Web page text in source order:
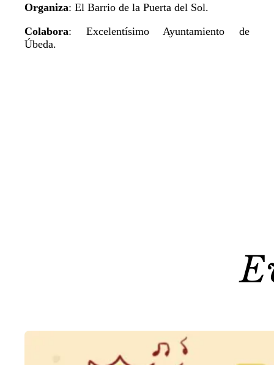
Organiza: El Barrio de la Puerta del Sol.
Colabora: Excelentísimo Ayuntamiento de
Úbeda.